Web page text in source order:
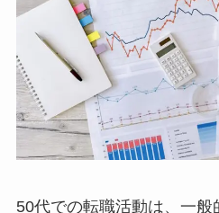
50代での転職活動は、一